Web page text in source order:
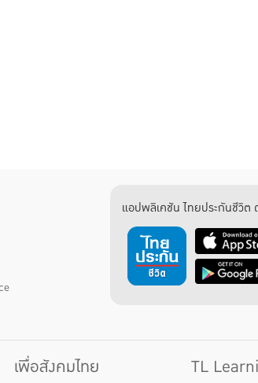
แอปพลิเคชัน ไทยประกันชีวิต
เพื่อสังคมไทย
TL